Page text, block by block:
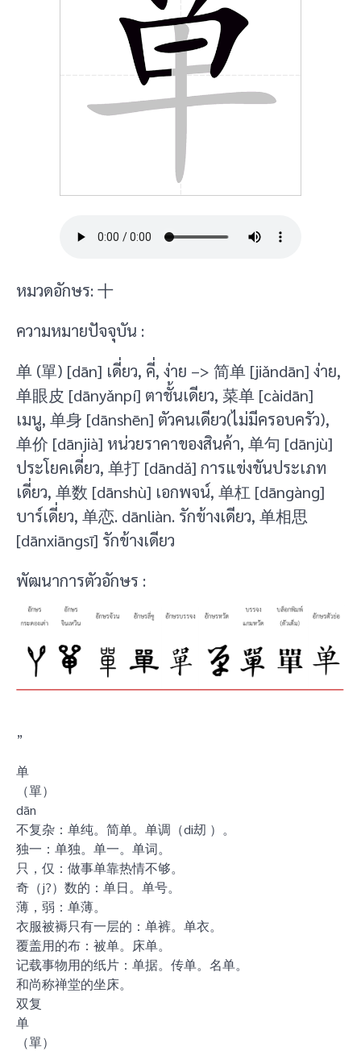
หมวดอักษร: 十
ความหมายปัจจุบัน :
单 (單) [dān] เดี่ยว, คี่, ง่าย –> 简单 [jiǎndān] ง่าย,
单眼皮 [dānyǎnpí] ตาชั้นเดียว, 菜单 [càidān]
เมนู, 单身 [dānshēn] ตัวคนเดียว(ไม่มีครอบครัว),
单价 [dānjià] หน่วยราคาของสินค้า, 单句 [dānjù]
ประโยคเดี่ยว, 单打 [dāndǎ] การแข่งขันประเภท
เดี่ยว, 单数 [dānshù] เอกพจน์, 单杠 [dāngàng]
บาร์เดี่ยว, 单恋. dānliàn. รักข้างเดียว, 单相思
[dānxiāngsī] รักข้างเดียว
พัฒนาการตัวอักษร :
”
单
（單）
dān
不复杂：单纯。简单。单调（di刼 ）。
独一：单独。单一。单词。
只，仅：做事单靠热情不够。
奇（j?）数的：单日。单号。
薄，弱：单薄。
衣服被褥只有一层的：单裤。单衣。
覆盖用的布：被单。床单。
记载事物用的纸片：单据。传单。名单。
和尚称禅堂的坐床。
双复
单
（單）